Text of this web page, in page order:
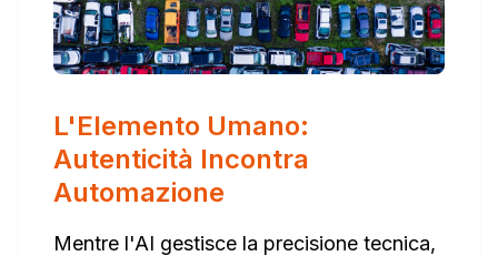
L'Elemento Umano:
Autenticità Incontra
Automazione
Mentre l'AI gestisce la precisione tecnica,